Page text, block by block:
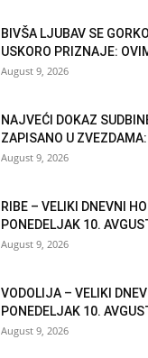
BIVŠA LJUBAV SE
USKORO PRIZNAJE:
August 9, 2026
NAJVEĆI DOKAZ
ZAPISANO U
August 9, 2026
RIBE – VELIKI DNEVNI
PONEDELJAK 10.
August 9, 2026
VODOLIJA – VELIKI
PONEDELJAK 10.
August 9, 2026